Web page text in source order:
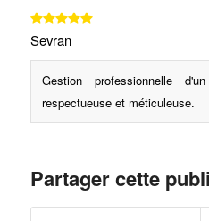
Sevran
Gestion professionnelle
respectueuse et méticuleuse.
Partager cette